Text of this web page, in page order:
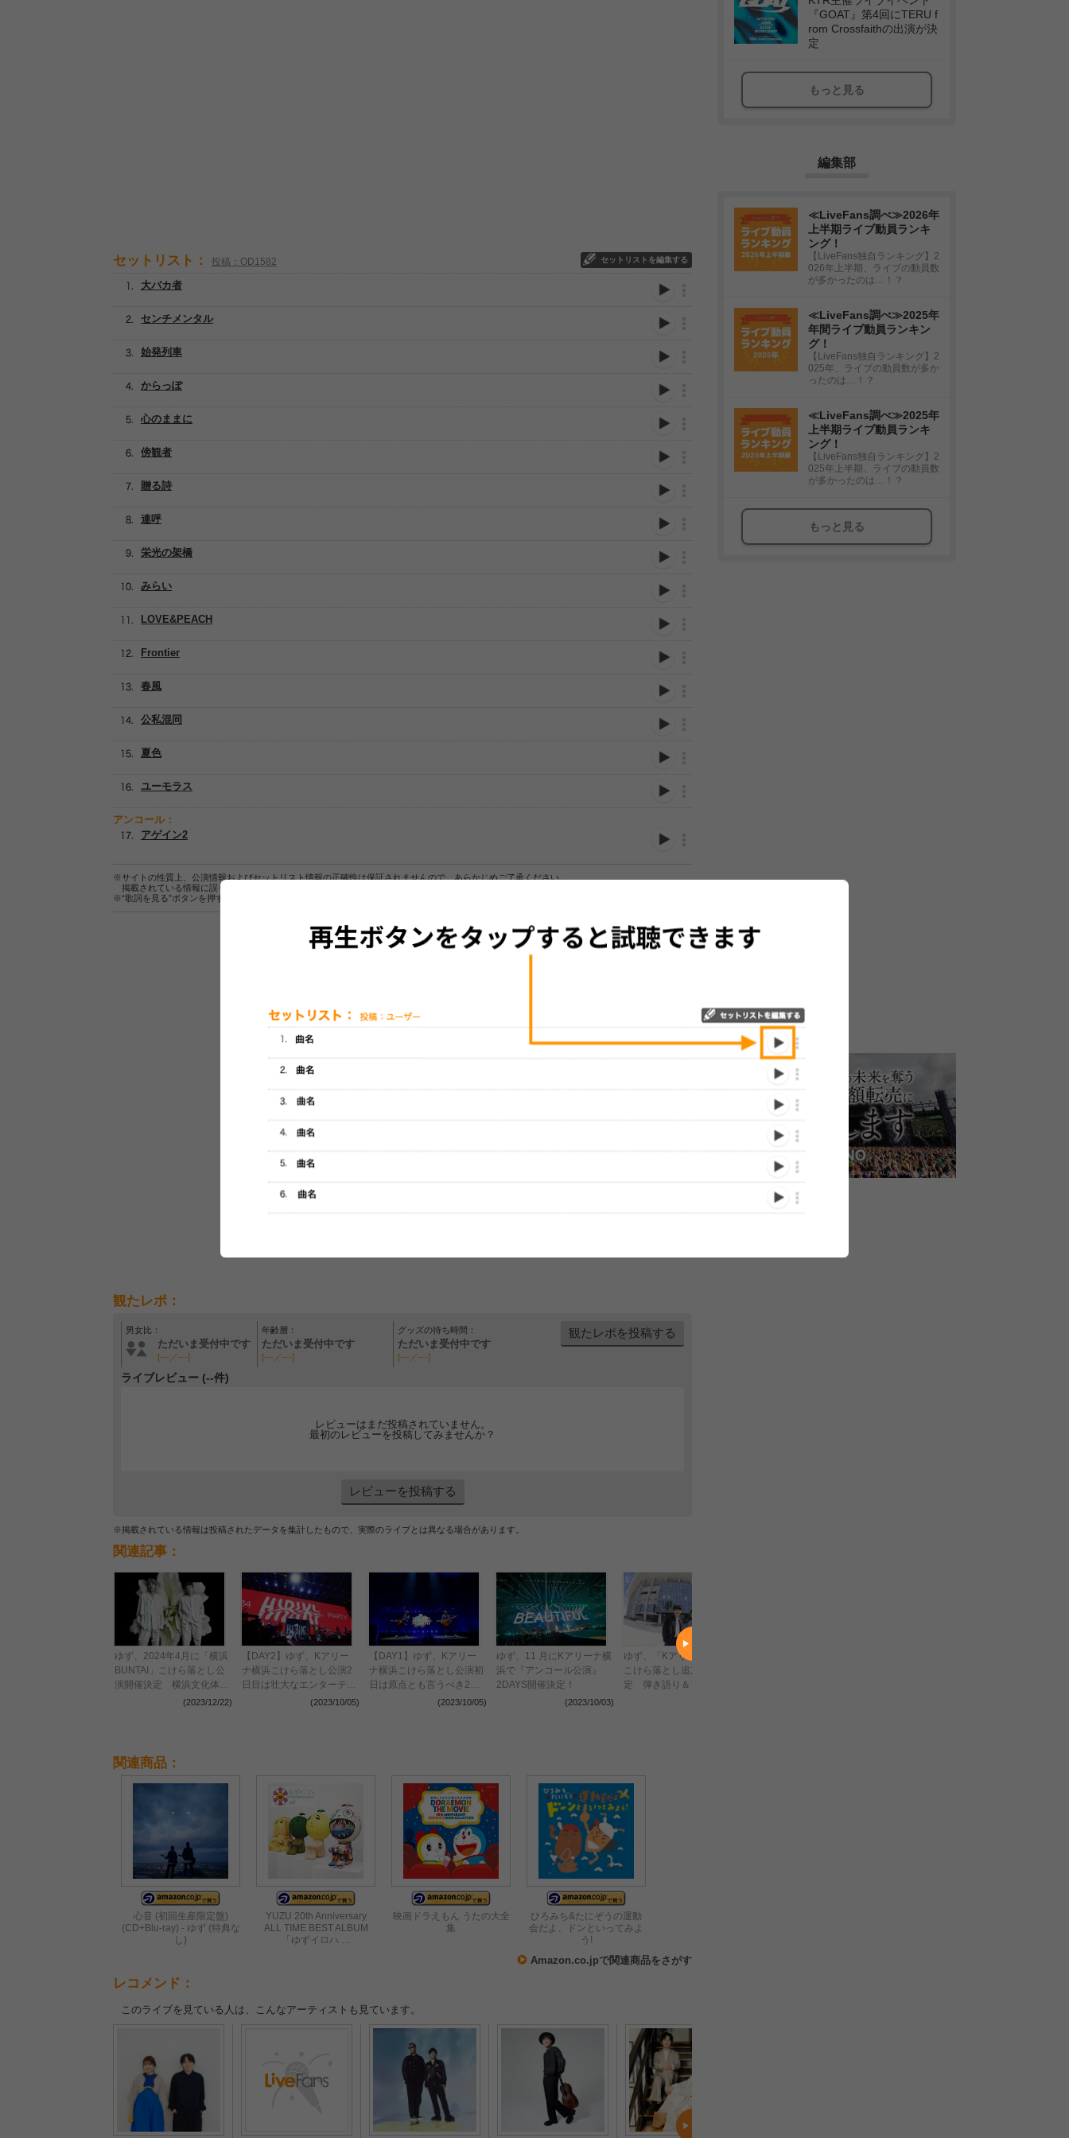
セットリスト： 投稿：OD1582 セットリストを編集する
傍観者
センチメンタル
贈る詩
心のままに
からっぽ
大バカ者
始発列車
連呼
栄光の架橋
みらい
LOVE&PEACH
Frontier
春風
公私混同
夏色
ユーモラス
アンコール：
アゲイン2
※サイトの性質上、公演情報およびセットリスト情報の正確性は保証されませんので、あらかじめご了承ください。
掲載されている情報に誤りがある場合は、
※“歌詞を見る”ボタンを押すと、株式会社ページワンが運営する歌詞サイト「
セットリストをプレイリストにして保存する
観たレポ：
男女比：
ただいま受付中です
[---／---]
年齢層：
ただいま受付中です
[---／---]
グッズの待ち時間：
ただいま受付中です
[---／---]
観たレポを投稿する
ライブレビュー (--件)
レビューはまだ投稿されていません。
最初のレビューを投稿してみませんか？
レビューを投稿する
※掲載されている情報は投稿されたデータを集計したもので、実際のライブとは異なる場合があります。
関連記事：
ゆず、2024年4月に「横浜
BUNTAI」こけら落とし公
演開催決定 横浜文化体育
館の幕を閉じたオンライン
(2023/12/22)
【DAY2】ゆず、Kアリー
ナ横浜こけら落とし公演2
日目は壮大なエンターテイ
ンメントで会場を震わせる
(2023/10/05)
【DAY1】ゆず、Kアリー
ナ横浜こけら落とし公演初
日は原点とも言うべき2人
きりのステージで2万人を
(2023/10/05)
ゆず、11 月にKアリーナ横
浜で『アンコール公演』
2DAYS開催決定！
(2023/10/03)
ゆず、「Kアリーナ横浜」
こけら落とし追加公演が決
定 弾き語り＆フルバンド
関連商品：
心音 (初回生産限定盤)
(CD+Blu-ray) - ゆず (特典な
し)
YUZU 20th Anniversary
ALL TIME BEST ALBUM
「ゆずイロハ …
映画ドラえもん うたの大全
集
ひろみち&たにぞうの運動
会だよ、ドンといってみよ
う!
Amazon.co.jpで関連商品をさがす
レコメンド：
このライブを見ている人は、こんなアーティストも見ています。
『GOAT』第4回にTERU f
rom Crossfaithの出演が決
定
もっと見る
編集部
≪LiveFans調べ≫2026年
上半期ライブ動員ランキ
ング！
【LiveFans独自ランキング】2
026年上半期、ライブの動員数
が多かったのは…！？
≪LiveFans調べ≫2025年
年間ライブ動員ランキン
グ！
【LiveFans独自ランキング】2
025年、ライブの動員数が多か
ったのは…！？
≪LiveFans調べ≫2025年
上半期ライブ動員ランキ
ング！
【LiveFans独自ランキング】2
025年上半期、ライブの動員数
が多かったのは…！？
もっと見る